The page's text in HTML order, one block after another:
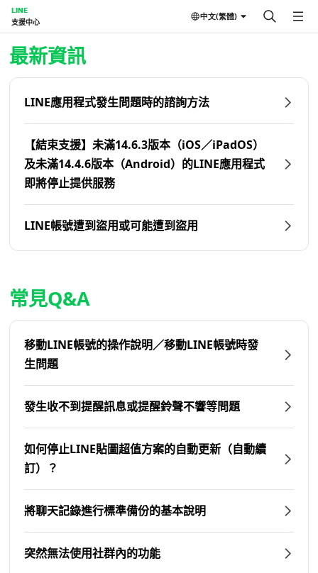
LINE
支援中心
中文(繁體)
首頁 | LINE支援中心
最新資訊
LINE應用程式發生問題時的諮詢方法
【結束支援】未滿14.6.3版本（iOS／iPadOS）
及未滿14.4.6版本（Android）的LINE應用程式
即將停止提供服務
LINE帳號遭到盜用或可能遭到盜用
常見Q&A
移動LINE帳號的操作說明／移動LINE帳號時發
生問題
發生收不到提醒訊息或提醒鈴聲不響等問題
如何停止LINE貼圖超值方案的自動更新（自動續
訂）？
將聊天記錄進行標準備份的基本說明
突然無法使用社群內的功能